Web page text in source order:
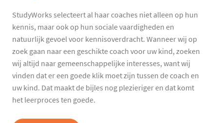
StudyWorks selecteert al haar coaches niet alleen op hun
kennis, maar ook op hun sociale vaardigheden en
natuurlijk gevoel voor kennisoverdracht. Wanneer wij op
zoek gaan naar een geschikte coach voor uw kind, zoeken
wij altijd naar gemeenschappelijke interesses, want wij
vinden dat er een goede klik moet zijn tussen de coach en
uw kind. Dat maakt de bijles nog plezieriger en dat komt
het leerproces ten goede.